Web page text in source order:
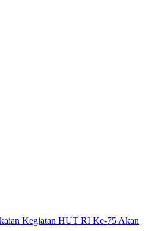
Kegiatan HUT RI Ke-75 Akan